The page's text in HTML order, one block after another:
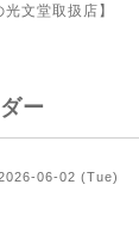
文堂取扱店】
ー
06-02 (Tue)